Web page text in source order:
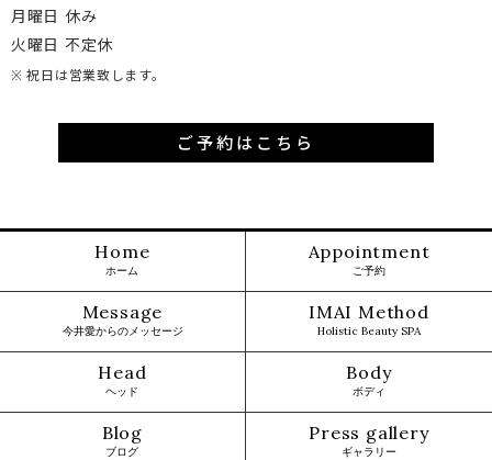
月曜日 休み
火曜日 不定休
※ 祝日は営業致します。
ご予約はこちら
Home
ホーム
Appointment
ご予約
Message
今井愛からのメッセージ
IMAI Method
Holistic Beauty SPA
Head
ヘッド
Body
ボディ
Blog
ブログ
Press gallery
ギャラリー